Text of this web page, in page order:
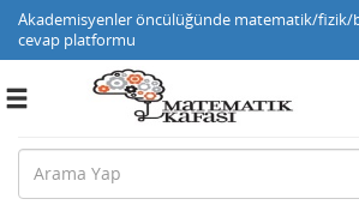
Akademisyenler öncülüğünde matematik/fizik/
cevap platformu
Toggle